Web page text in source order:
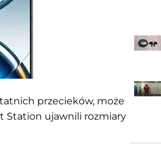
przecieków, może
Station ujawnili rozmiary